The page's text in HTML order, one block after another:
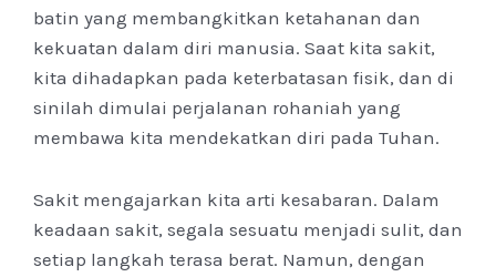
batin yang membangkitkan ketahanan dan
kekuatan dalam diri manusia. Saat kita sakit,
kita dihadapkan pada keterbatasan fisik, dan di
sinilah dimulai perjalanan rohaniah yang
membawa kita mendekatkan diri pada Tuhan.
Sakit mengajarkan kita arti kesabaran. Dalam
keadaan sakit, segala sesuatu menjadi sulit, dan
setiap langkah terasa berat. Namun, dengan